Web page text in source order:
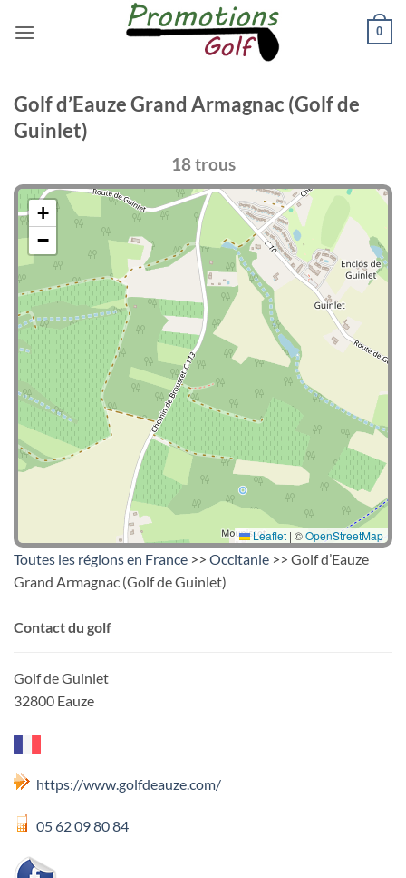
0
Golf d’Eauze Grand Armagnac (Golf de
Guinlet)
18 trous
+
−
Leaflet | ©OpenStreetMap
Toutes les régions en France >> Occitanie >> Golf d’Eauze
Grand Armagnac (Golf de Guinlet)
Contact du golf
Golf de Guinlet
32800 Eauze
https://www.golfdeauze.com/
05 62 09 80 84